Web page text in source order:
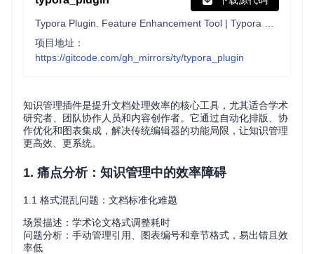
项目地址：
https://gitcode.com/gh_mirrors/ty/typora_plugin
知识管理插件是提升文档处理效率的核心工具，尤其适合学术
研究者、团队协作人员和内容创作者。它通过自动化排版、协
作优化和图表集成，解决传统编辑器的功能局限，让知识管理
更高效、更系统。
1. 痛点分析：知识管理中的效率障碍
1.1 格式混乱问题：文档标准化难题
场景描述：学术论文格式调整耗时
问题分析：手动管理引用、图表编号和章节格式，易出错且效
率低